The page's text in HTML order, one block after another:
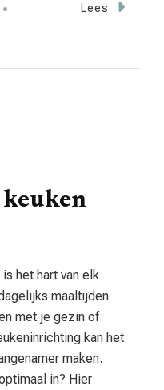
Lees
het hart van elk
maaltijden
met je gezin of
kan het
maken.
in? Hier